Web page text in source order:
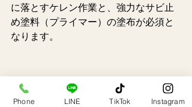
に落とすケレン作業と、強力なサビ止
め塗料（プライマー）の塗布が必須と
なり ます。
6. 下地処理にかかる
Phone LINE TikTok Instagram